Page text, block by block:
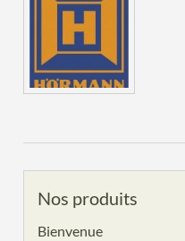
Nos produits
Bienvenue